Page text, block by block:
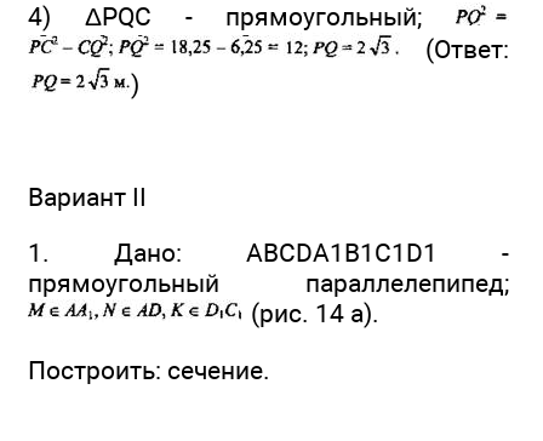
4) ΔPQC - прямоугольный;
(Ответ:
)
Вариант II
1. Дано: ABCDA1B1C1D1 -
прямоугольный параллелепипед;
(рис. 14 а).
Построить: сечение.